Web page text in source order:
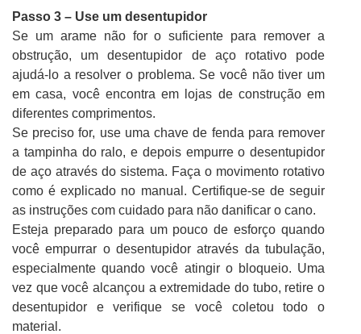
Passo 3 – Use um desentupidor
Se um arame não for o suficiente para remover a
obstrução, um desentupidor de aço rotativo pode
ajudá-lo a resolver o problema. Se você não tiver um
em casa, você encontra em lojas de construção em
diferentes comprimentos.
Se preciso for, use uma chave de fenda para remover
a tampinha do ralo, e depois empurre o desentupidor
de aço através do sistema. Faça o movimento rotativo
como é explicado no manual. Certifique-se de seguir
as instruções com cuidado para não danificar o cano.
Esteja preparado para um pouco de esforço quando
você empurrar o desentupidor através da tubulação,
especialmente quando você atingir o bloqueio. Uma
vez que você alcançou a extremidade do tubo, retire o
desentupidor e verifique se você coletou todo o
material.